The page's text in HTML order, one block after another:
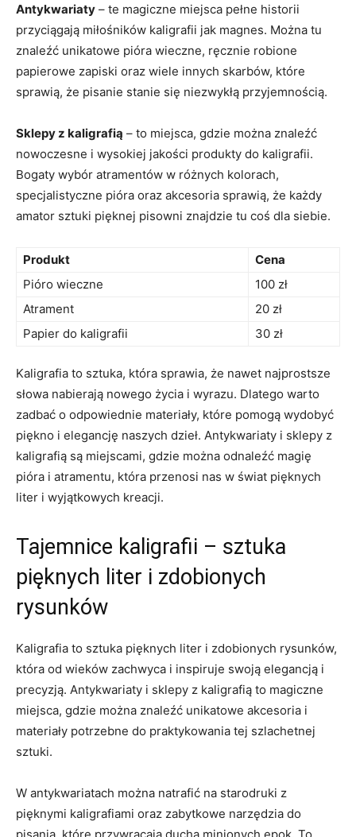
Antykwariaty – ‌te​ magiczne miejsca pełne historii
przyciągają miłośników kaligrafii jak magnes. Można tu
znaleźć unikatowe pióra wieczne, ręcznie robione ​
papierowe zapiski oraz wiele ⁢innych skarbów, które
sprawią,‌ że pisanie stanie się niezwykłą przyjemnością.
Sklepy z kaligrafią –⁢ to miejsca, gdzie można znaleźć
⁤nowoczesne i⁤ wysokiej jakości produkty do kaligrafii.
Bogaty wybór atramentów w różnych kolorach,
specjalistyczne pióra oraz akcesoria sprawią, że każdy⁣
amator sztuki pięknej pisowni znajdzie tu coś‍ dla siebie.
Produkt
Cena
Pióro ⁣wieczne
100 zł
Atrament
20 ‍zł
Papier do ‍kaligrafii
30 zł
Kaligrafia to sztuka, ‌która‌ sprawia, że nawet najprostsze
słowa nabierają nowego życia i wyrazu. ⁤Dlatego warto
zadbać⁢ o odpowiednie⁣ materiały, które pomogą⁢ wydobyć⁤
piękno i elegancję naszych dzieł. Antykwariaty i sklepy z
kaligrafią są⁤ miejscami, ⁤gdzie można ​odnaleźć magię
pióra i⁢ atramentu, która ⁢przenosi nas w świat pięknych
‍liter‌ i ‍wyjątkowych kreacji.
Tajemnice kaligrafii – sztuka
pięknych liter i zdobionych
rysunków
Kaligrafia to sztuka⁣ pięknych liter i zdobionych rysunków,
która od wieków zachwyca i inspiruje swoją elegancją i
precyzją. Antykwariaty i sklepy ‌z kaligrafią to⁢ magiczne
miejsca, gdzie można znaleźć unikatowe akcesoria​ i
⁢materiały potrzebne do praktykowania‌ tej szlachetnej
sztuki.
W antykwariatach⁣ można natrafić na starodruki z​
pięknymi kaligrafiami oraz zabytkowe‍ narzędzia⁣ do⁤